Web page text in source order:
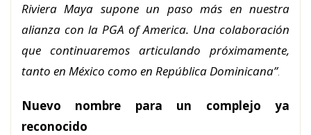
Riviera Maya supone un paso más en nuestra
alianza con la PGA of America. Una colaboración
que continuaremos articulando próximamente,
tanto en México como en República Dominicana”.
Nuevo nombre para un complejo ya
reconocido